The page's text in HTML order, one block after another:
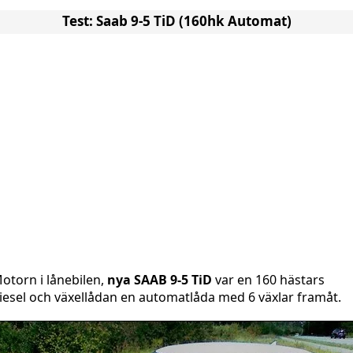
Test: Saab 9-5 TiD (160hk Automat)
i lånebilen, nya SAAB 9-5 TiD var en 160 hästars
och växellådan en automatlåda med 6 växlar framåt.